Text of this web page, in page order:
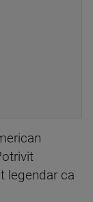
legendar ca